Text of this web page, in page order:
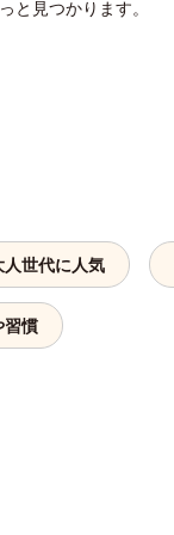
見つかります。
世代に人気
習慣